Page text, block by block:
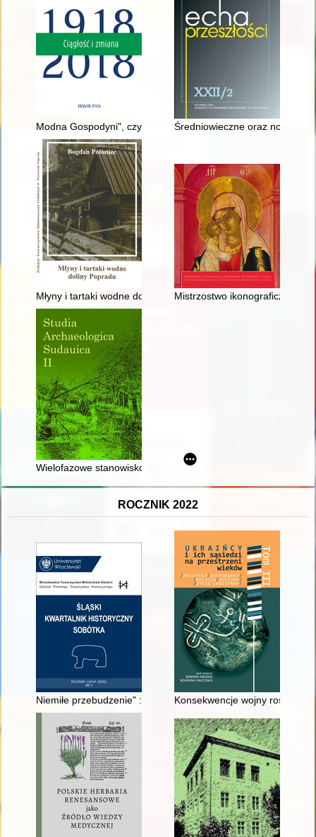
Modna Gospodyni", czyli prasa jako narzędzie
Średniowieczne oraz
Młyny i tartaki wodne doliny PopraduMistrzostwo ikonograficzne
Wielofazowe stanowisko w Niedrzwicy pow. Gołdap : wybrane
ROCZNIK 2022
Niemiłe przebudzenie" : Wielka Brytania wobec chińskiego
Konsekwencje wojny rosyjsko-